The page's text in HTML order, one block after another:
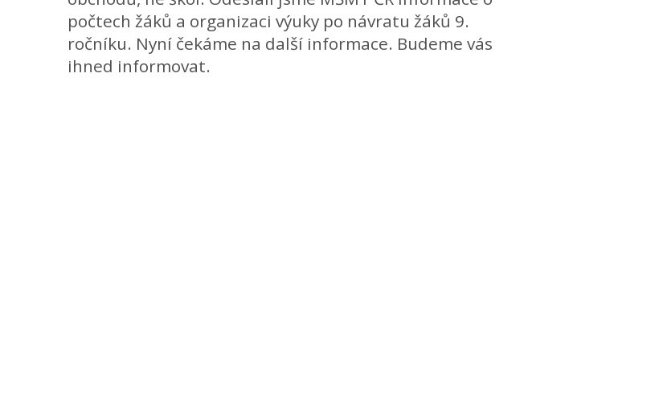
počtech žáků a organizaci výuky po návratu žáků 9.
ročníku. Nyní čekáme na další informace. Budeme vás
ihned informovat.